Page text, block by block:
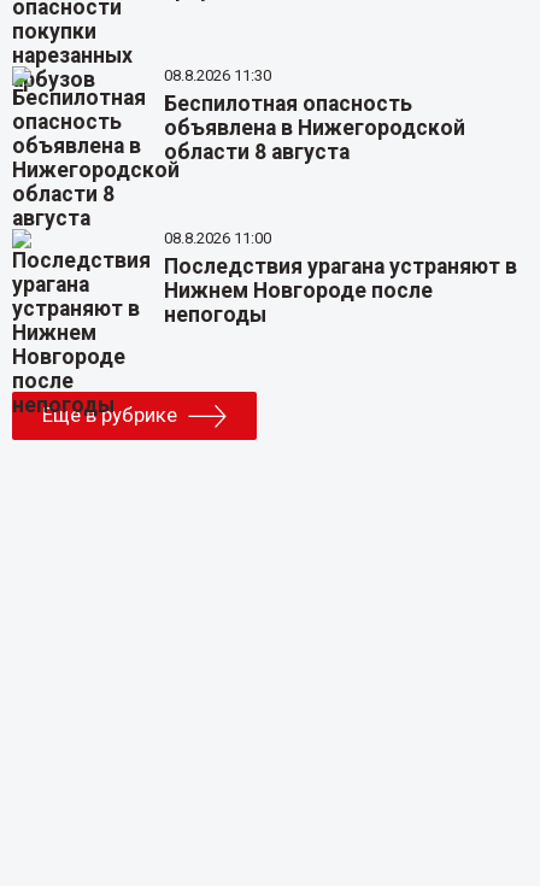
08.8.2026 11:30
Беспилотная опасность
объявлена в Нижегородской
области 8 августа
08.8.2026 11:00
Последствия урагана устраняют в
Нижнем Новгороде после
непогоды
Еще в рубрике